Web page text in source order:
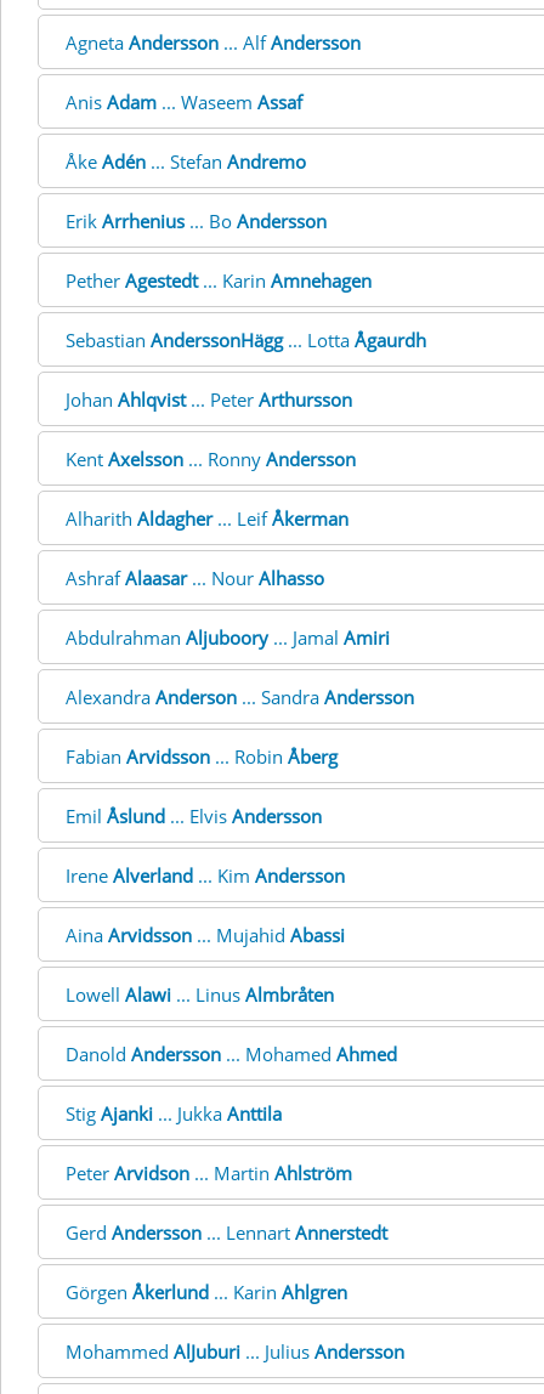
Agneta Andersson ... AlfAndersson
Anis Adam ... Waseem Assaf
Åke Adén ... Stefan Andremo
Erik Arrhenius ... Bo Andersson
Pether Agestedt... Karin Amnehagen
Sebastian AnderssonHägg... Lotta Ågaurdh
Johan Ahlqvist... Peter Arthursson
Kent Axelsson ... Ronny Andersson
Alharith Aldagher... LeifÅkerman
AshrafAlaasar... Nour Alhasso
Abdulrahman Aljuboory... Jamal Amiri
Alexandra Anderson ... Sandra Andersson
Fabian Arvidsson ... Robin Åberg
Emil Åslund ... Elvis Andersson
Irene Alverland ... Kim Andersson
Aina Arvidsson ... Mujahid Abassi
Lowell Alawi ... Linus Almbråten
Danold Andersson ... Mohamed Ahmed
Stig Ajanki ... Jukka Anttila
Peter Arvidson ... Martin Ahlström
Gerd Andersson ... Lennart Annerstedt
Görgen Åkerlund ... Karin Ahlgren
Mohammed AlJuburi ... Julius Andersson